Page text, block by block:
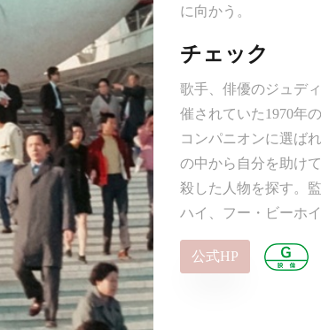
に向かう。
チェック
歌手、俳優のジュデ
催されていた1970年
コンパニオンに選ば
の中から自分を助け
殺した人物を探す。
ハイ、フー・ビーホ
公式HP